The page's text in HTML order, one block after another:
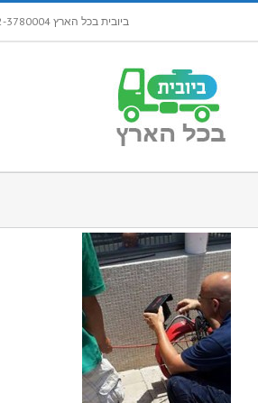
ביובית בכל הארץ 052-3780004